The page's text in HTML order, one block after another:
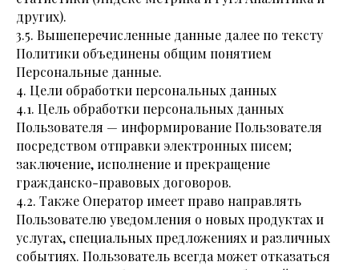
других).
3.5. Вышеперечисленные данные далее по тексту
Политики объединены общим понятием
Персональные данные.
4. Цели обработки персональных данных
4.1. Цель обработки персональных данных
Пользователя — информирование Пользователя
посредством отправки электронных писем;
заключение, исполнение и прекращение
гражданско-правовых договоров.
4.2. Также Оператор имеет право направлять
Пользователю уведомления о новых продуктах и
услугах, специальных предложениях и различных
событиях. Пользователь всегда может отказаться